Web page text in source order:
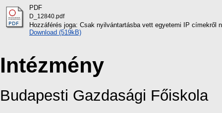
PDF
D_12840.pdf
Hozzáférés joga: Csak nyilvántartásba vett egyetemi IP címekről
Download (519kB)
Intézmény
Budapesti Gazdasági Főiskola